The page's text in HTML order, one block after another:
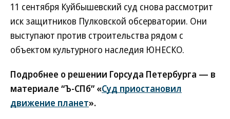
11 сентября Куйбышевский суд снова рассмотрит
иск защитников Пулковской обсерватории. Они
выступают против строительства рядом с
объектом культурного наследия ЮНЕСКО.
Подробнее о решении Горсуда Петербурга — в
материале “Ъ-СПб” «Суд приостановил
движение планет».